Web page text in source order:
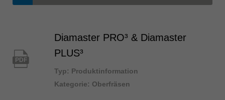
PDF
Diamaster PRO³ & Diamaster
PLUS³
Typ: Produktinformation
Kategorie: Oberfräsen